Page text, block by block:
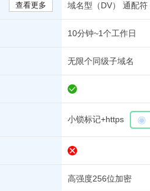
查看更多 域名型（DV） 通配符
10分钟~1个工作日
无限个同级子域名
小锁标记+https
高强度256位加密